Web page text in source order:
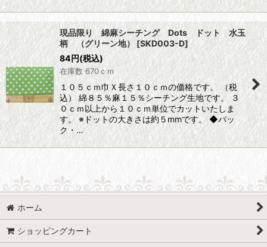
現品限り 綿麻シーチング Dots ドット 水玉
柄 （グリーン地） [SKD003-D]
84円(税込)
在庫数 670ｃｍ
１０５ｃｍ巾Ｘ長さ１０ｃｍの価格です。 （税
込） 綿８５％麻１５％シーチング生地です。 ３
０ｃｍ以上から１０ｃｍ単位でカットいたしま
す。 ※ドットの大きさは約５mmです。 ◆バッ
ク・…
ホーム
ショッピングカート